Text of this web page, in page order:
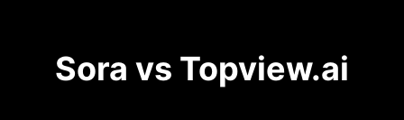
Sora vs Topview.ai